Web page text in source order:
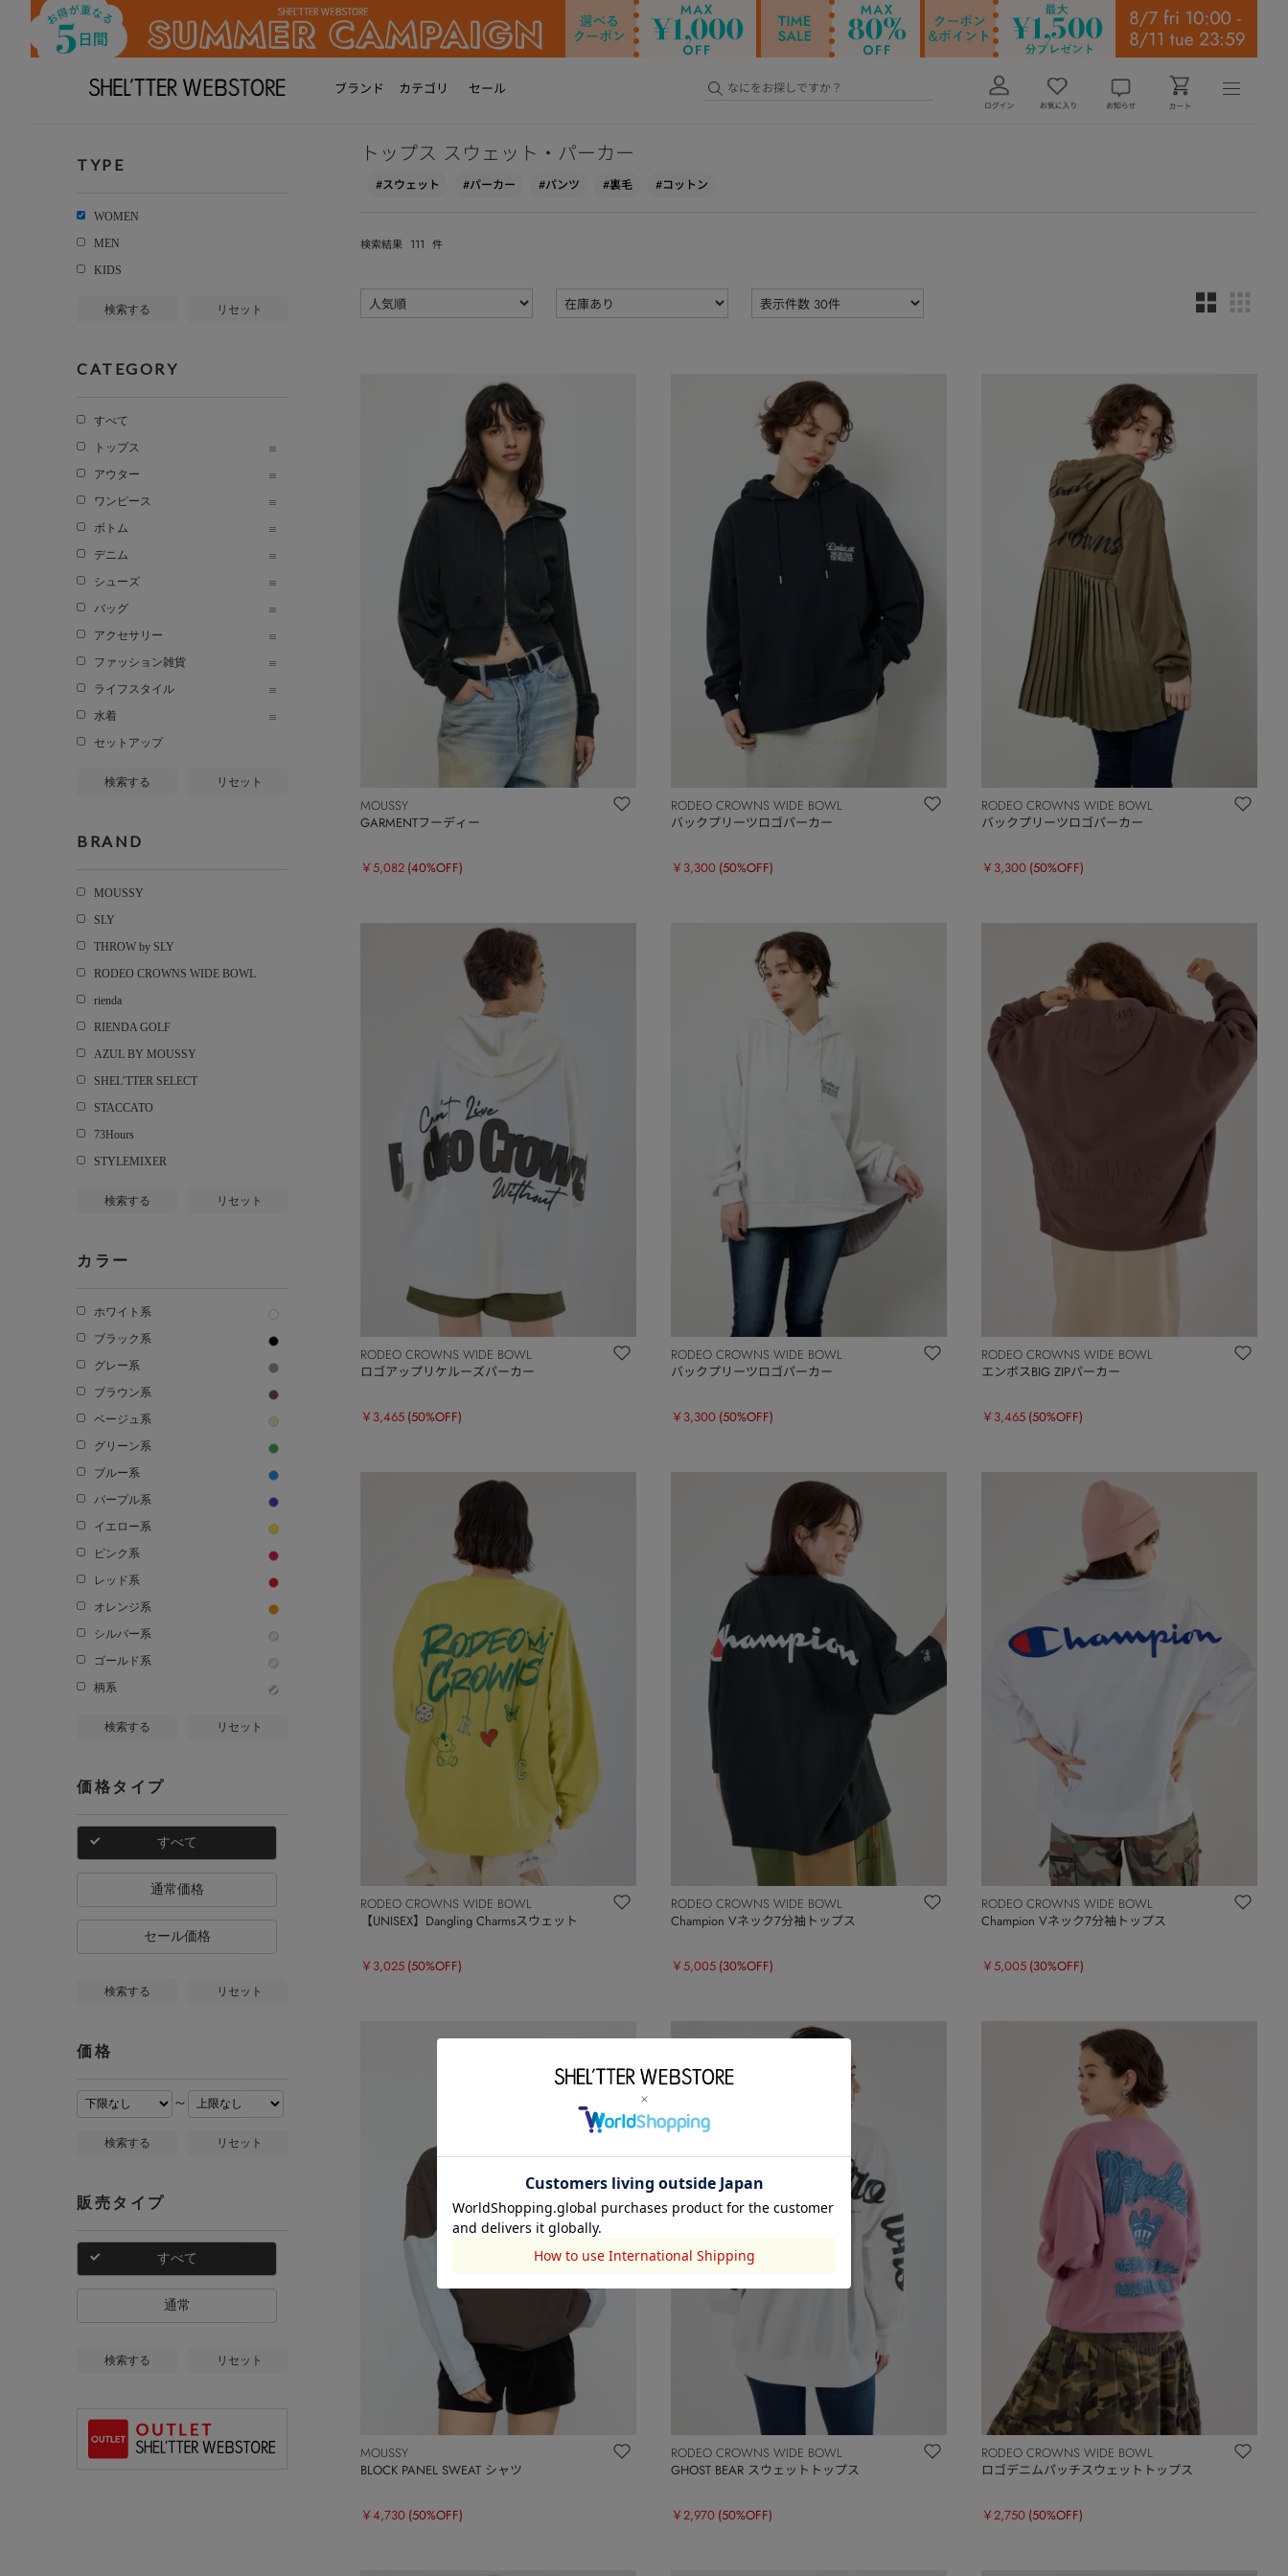
ブランド カテゴリ セール
TYPE
WOMEN
MEN
KIDS
検索する リセット
CATEGORY
すべて
トップス
アウター
ワンピース
ボトム
デニム
シューズ
バッグ
アクセサリー
ファッション雑貨
ライフスタイル
水着
セットアップ
検索する リセット
BRAND
MOUSSY
SLY
THROW by SLY
RODEO CROWNS WIDE BOWL
rienda
RIENDA GOLF
AZUL BY MOUSSY
SHEL’TTER SELECT
STACCATO
73Hours
STYLEMIXER
検索する リセット
カラー
ホワイト系
ブラック系
グレー系
ブラウン系
ベージュ系
グリーン系
ブルー系
パープル系
イエロー系
ピンク系
レッド系
オレンジ系
シルバー系
ゴールド系
柄系
検索する リセット
価格タイプ
すべて
通常価格
セール価格
検索する リセット
価格
～
検索する リセット
販売タイプ
すべて
通常
検索する リセット
トップス スウェット・パーカー
#スウェット #パーカー #パンツ #裏毛 #コットン
検索結果 111 件
MOUSSY
GARMENTフーディー
￥5,082 (40%OFF)
RODEO CROWNS WIDE BOWL
バックプリーツロゴパーカー
￥3,300 (50%OFF)
RODEO CROWNS WIDE BOWL
バックプリーツロゴパーカー
￥3,300 (50%OFF)
RODEO CROWNS WIDE BOWL
ロゴアップリケルーズパーカー
￥3,465 (50%OFF)
RODEO CROWNS WIDE BOWL
バックプリーツロゴパーカー
￥3,300 (50%OFF)
RODEO CROWNS WIDE BOWL
エンボスBIG ZIPパーカー
￥3,465 (50%OFF)
RODEO CROWNS WIDE BOWL
【UNISEX】Dangling Charmsスウェット
￥3,025 (50%OFF)
RODEO CROWNS WIDE BOWL
Champion Vネック7分袖トップス
￥5,005 (30%OFF)
RODEO CROWNS WIDE BOWL
Champion Vネック7分袖トップス
￥5,005 (30%OFF)
MOUSSY
BLOCK PANEL SWEAT シャツ
￥4,730 (50%OFF)
RODEO CROWNS WIDE BOWL
GHOST BEAR スウェットトップス
￥2,970 (50%OFF)
RODEO CROWNS WIDE BOWL
ロゴデニムパッチスウェットトップス
￥2,750 (50%OFF)